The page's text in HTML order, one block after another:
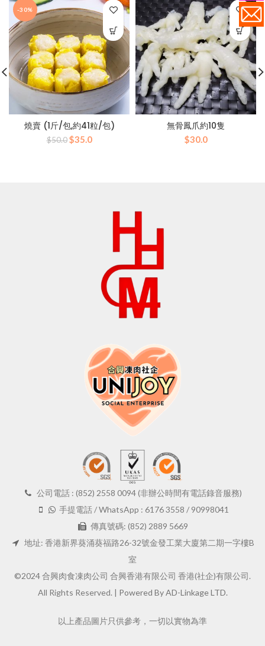
-30%
燒賣 (1斤/包,約41粒/包)
$50.0 原
$35.0目
無骨鳳爪約10隻
$30.0
公司電話 : (852) 2558 0094 (非辦公時間有電話錄音服務)
手提電話 / WhatsApp : 6176 3558 / 90998041
傳真號碼: (852) 2889 5669
地址: 香港新界葵涌葵福路26-32號金發工業大廈第二期一字樓B
室
©2024 合興肉食凍肉公司 合興香港有限公司 香港(社企)有限公司.
All Rights Reserved. | Powered By AD-Linkage LTD.
以上產品圖片只供參考，一切以實物為準